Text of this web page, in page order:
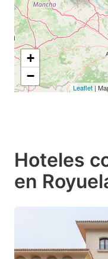
+
−
Leaflet |
Hoteles
en